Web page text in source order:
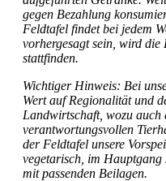
gegen Bezahlung
Feldtafel findet bei jedem
vorhergesagt sein, wird die
stattfinden.
Wichtiger Hinweis: Bei
Wert auf Regionalität und
Landwirtschaft, wozu
verantwortungsvollen
der Feldtafel unsere
vegetarisch, im
mit passenden Beilagen.